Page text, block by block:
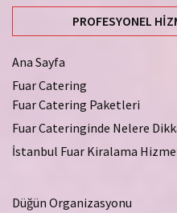
PROFESYONEL
Ana Sayfa
Fuar Catering
Fuar Catering Paketleri
Fuar Cateringinde Nelere
İstanbul Fuar Kiralama
Düğün Organizasyonu